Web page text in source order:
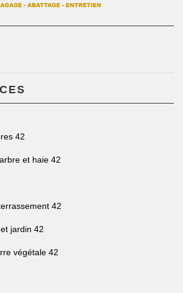
42
et haie 42
42
jardin 42
végétale 42